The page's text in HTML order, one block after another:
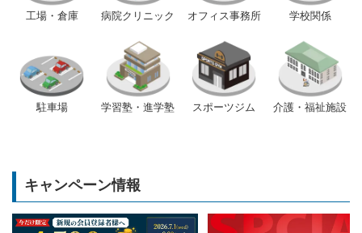
工場・倉庫 病院クリニック オフィス事務所 学校関係
駐車場 学習塾・進学塾 スポーツジム 介護・福祉施設
キャンペーン情報